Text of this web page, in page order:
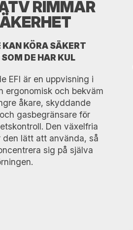
RIMMAR
KAN KÖRA SÄKERT
DE HAR KUL
EFI är en uppvisning i
ergonomisk och bekväm
åkare, skyddande
gasbegränsare för
Den växelfria
den lätt att använda, så
sig på själva